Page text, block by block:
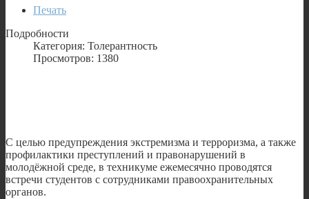
Печать
Подробности
Категория: Толерантность
Просмотров: 1380
С целью предупреждения экстремизма и терроризма, а также
профилактики преступлений и правонарушений в
молодёжной среде, в техникуме ежемесячно проводятся
встречи студентов с сотрудниками правоохранительных
органов.